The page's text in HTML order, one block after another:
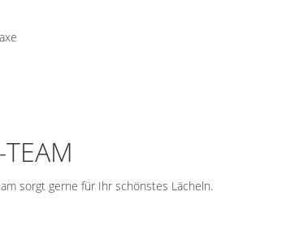
sorgt gerne für Ihr schönstes Lächeln.